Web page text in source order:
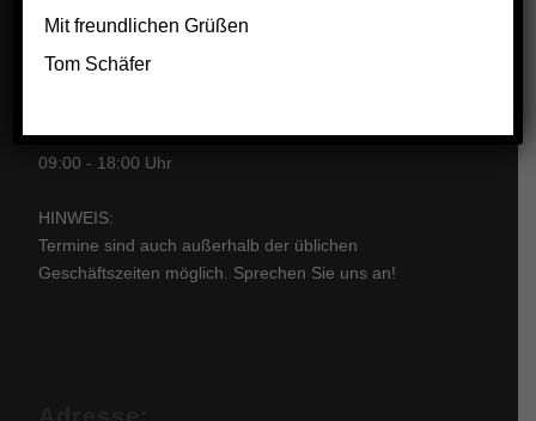
ÖFFNUNGSZEITEN:
Termine nach telefonischer Vereinbarung.
Freitags:
09:00 - 18:00 Uhr
HINWEIS:
Termine sind auch außerhalb der üblichen
Geschäftszeiten möglich. Sprechen Sie uns an!
Mit freundlichen Grüßen
Tom Schäfer